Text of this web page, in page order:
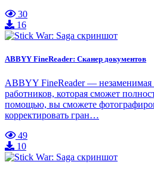
30
16
ABBYY FineReader: Сканер документов
ABBYY FineReader —
работников, которая сможет
помощью, вы сможете
корректировать гран…
49
10